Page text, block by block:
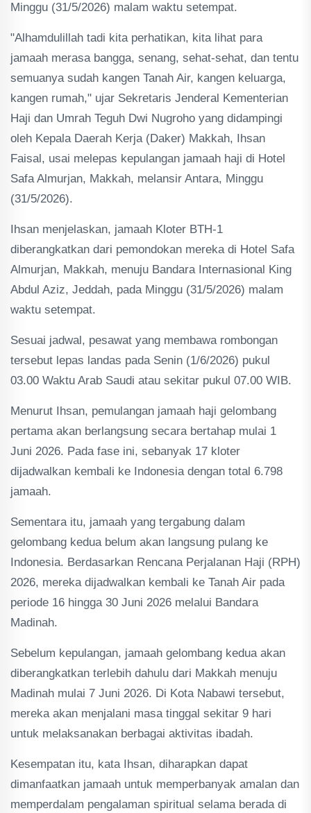
Minggu (31/5/2026) malam waktu setempat.
"Alhamdulillah tadi kita perhatikan, kita lihat para
jamaah merasa bangga, senang, sehat-sehat, dan tentu
semuanya sudah kangen Tanah Air, kangen keluarga,
kangen rumah," ujar Sekretaris Jenderal Kementerian
Haji dan Umrah Teguh Dwi Nugroho yang didampingi
oleh Kepala Daerah Kerja (Daker) Makkah, Ihsan
Faisal, usai melepas kepulangan jamaah haji di Hotel
Safa Almurjan, Makkah, melansir Antara, Minggu
(31/5/2026).
Ihsan menjelaskan, jamaah Kloter BTH-1
diberangkatkan dari pemondokan mereka di Hotel Safa
Almurjan, Makkah, menuju Bandara Internasional King
Abdul Aziz, Jeddah, pada Minggu (31/5/2026) malam
waktu setempat.
Sesuai jadwal, pesawat yang membawa rombongan
tersebut lepas landas pada Senin (1/6/2026) pukul
03.00 Waktu Arab Saudi atau sekitar pukul 07.00 WIB.
Menurut Ihsan, pemulangan jamaah haji gelombang
pertama akan berlangsung secara bertahap mulai 1
Juni 2026. Pada fase ini, sebanyak 17 kloter
dijadwalkan kembali ke Indonesia dengan total 6.798
jamaah.
Sementara itu, jamaah yang tergabung dalam
gelombang kedua belum akan langsung pulang ke
Indonesia. Berdasarkan Rencana Perjalanan Haji (RPH)
2026, mereka dijadwalkan kembali ke Tanah Air pada
periode 16 hingga 30 Juni 2026 melalui Bandara
Madinah.
Sebelum kepulangan, jamaah gelombang kedua akan
diberangkatkan terlebih dahulu dari Makkah menuju
Madinah mulai 7 Juni 2026. Di Kota Nabawi tersebut,
mereka akan menjalani masa tinggal sekitar 9 hari
untuk melaksanakan berbagai aktivitas ibadah.
Kesempatan itu, kata Ihsan, diharapkan dapat
dimanfaatkan jamaah untuk memperbanyak amalan dan
memperdalam pengalaman spiritual selama berada di